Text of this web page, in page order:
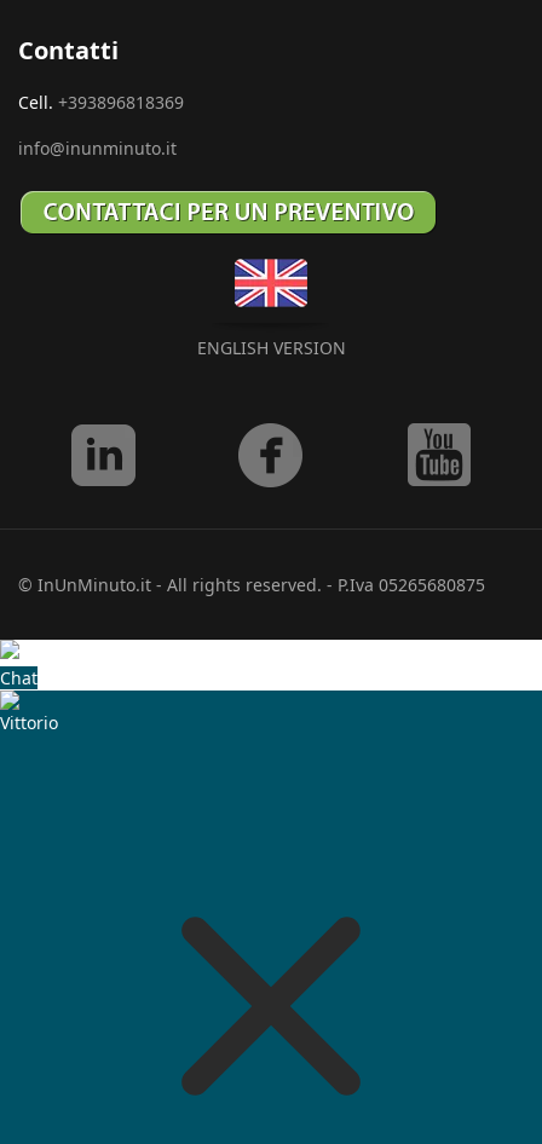
Contatti
Cell. +393896818369
info@inunminuto.it
ENGLISH VERSION
© InUnMinuto.it - All rights reserved. - P.Iva 05265680875
Chat
Vittorio